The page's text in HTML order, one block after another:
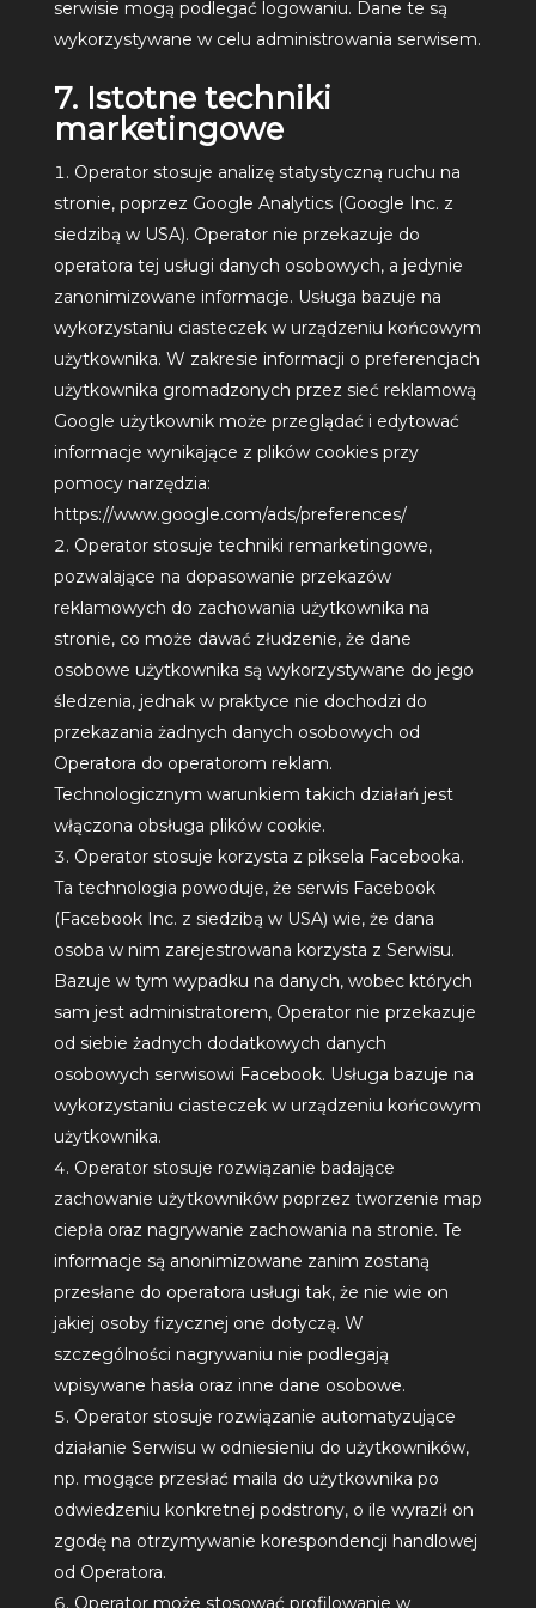
serwisie mogą podlegać logowaniu. Dane te są
wykorzystywane w celu administrowania serwisem.
7. Istotne techniki
marketingowe
Operator stosuje analizę statystyczną ruchu na
stronie, poprzez Google Analytics (Google Inc. z
siedzibą w USA). Operator nie przekazuje do
operatora tej usługi danych osobowych, a jedynie
zanonimizowane informacje. Usługa bazuje na
wykorzystaniu ciasteczek w urządzeniu końcowym
użytkownika. W zakresie informacji o preferencjach
użytkownika gromadzonych przez sieć reklamową
Google użytkownik może przeglądać i edytować
informacje wynikające z plików cookies przy
pomocy narzędzia:
https://www.google.com/ads/preferences/
Operator stosuje techniki remarketingowe,
pozwalające na dopasowanie przekazów
reklamowych do zachowania użytkownika na
stronie, co może dawać złudzenie, że dane
osobowe użytkownika są wykorzystywane do jego
śledzenia, jednak w praktyce nie dochodzi do
przekazania żadnych danych osobowych od
Operatora do operatorom reklam.
Technologicznym warunkiem takich działań jest
włączona obsługa plików cookie.
Operator stosuje korzysta z piksela Facebooka.
Ta technologia powoduje, że serwis Facebook
(Facebook Inc. z siedzibą w USA) wie, że dana
osoba w nim zarejestrowana korzysta z Serwisu.
Bazuje w tym wypadku na danych, wobec których
sam jest administratorem, Operator nie przekazuje
od siebie żadnych dodatkowych danych
osobowych serwisowi Facebook. Usługa bazuje na
wykorzystaniu ciasteczek w urządzeniu końcowym
użytkownika.
Operator stosuje rozwiązanie badające
zachowanie użytkowników poprzez tworzenie map
ciepła oraz nagrywanie zachowania na stronie. Te
informacje są anonimizowane zanim zostaną
przesłane do operatora usługi tak, że nie wie on
jakiej osoby fizycznej one dotyczą. W
szczególności nagrywaniu nie podlegają
wpisywane hasła oraz inne dane osobowe.
Operator stosuje rozwiązanie automatyzujące
działanie Serwisu w odniesieniu do użytkowników,
np. mogące przesłać maila do użytkownika po
odwiedzeniu konkretnej podstrony, o ile wyraził on
zgodę na otrzymywanie korespondencji handlowej
od Operatora.
Operator może stosować profilowanie w